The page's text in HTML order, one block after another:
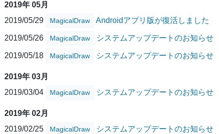
2019年 05月
2019/05/29
MagicalDraw Androidアプリ版が復活しました
2019/05/26 MagicalDraw システムアップデートのお知らせ
2019/05/18 MagicalDraw システムアップデートのお知らせ
2019年 03月
2019/03/04
MagicalDraw システムアップデートのお知らせ
2019年 02月
2019/02/25
MagicalDraw システムアップデートのお知らせ